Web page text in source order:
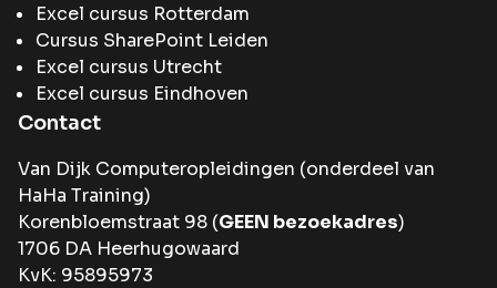
Excel cursus Rotterdam
Cursus SharePoint Leiden
Excel cursus Utrecht
Excel cursus Eindhoven
Contact
Van Dijk Computeropleidingen (onderdeel van
HaHa Training)
Korenbloemstraat 98 (GEEN bezoekadres)
1706 DA Heerhugowaard
KvK: 95895973